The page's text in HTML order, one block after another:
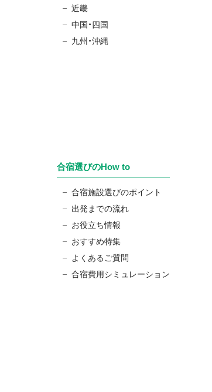
近畿
中国・四国
九州・沖縄
合宿選びのHow to
合宿施設選びのポイント
出発までの流れ
お役立ち情報
おすすめ特集
よくあるご質問
合宿費用シミュレーション